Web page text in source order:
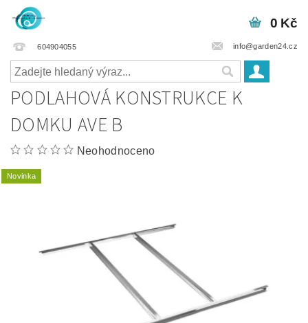
604904055 info@garden24.cz
0 Kč
PODLAHOVÁ KONSTRUKCE K
DOMKU AVE B
Neohodnoceno
Novinka